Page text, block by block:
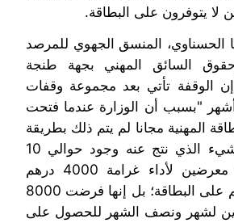
لا يتوفرون على البطاقة.
الحسناوي، المنسق الجهوي للمرصد
السائق المهني بجهة طنجة
الوقفة تأتي بعد مجموعة وقفات
طيلة 6 أشهر "بسبب أن الوزارة عندما فتحت
المهنية مجانا لم يتم ذلك بطريقة
واضحة وفعالة، الشيء الذي نتج عنه وجود حوالي 10
آلاف سائق حاليا معرضين لأداء غرامة 4000 درهم
بسبب عدم توفرهم على البطاقة؛ بل إنها فرضت 8000
لشهر ونصف الشهر للحصول على